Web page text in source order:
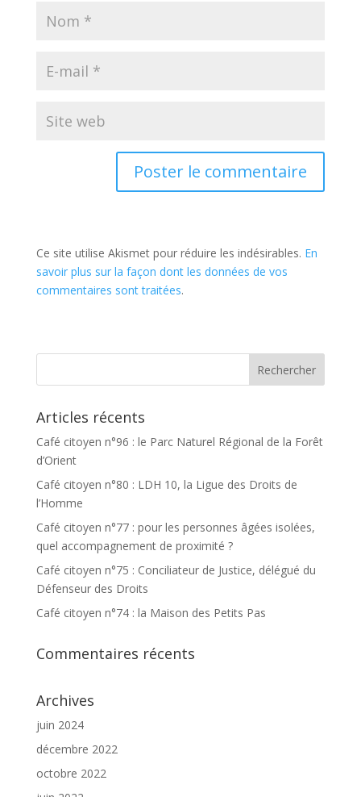
Ce site utilise Akismet pour réduire les indésirables. En
savoir plus sur la façon dont les données de vos
commentaires sont traitées.
Articles récents
Café citoyen n°96 : le Parc Naturel Régional de la Forêt
d’Orient
Café citoyen n°80 : LDH 10, la Ligue des Droits de
l’Homme
Café citoyen n°77 : pour les personnes âgées isolées,
quel accompagnement de proximité ?
Café citoyen n°75 : Conciliateur de Justice, délégué du
Défenseur des Droits
Café citoyen n°74 : la Maison des Petits Pas
Commentaires récents
Archives
juin 2024
décembre 2022
octobre 2022